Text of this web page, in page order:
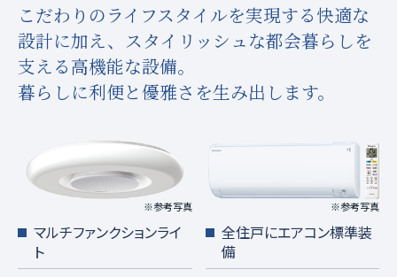
こだわりのライフスタイルを実現する快適な
設計に加え、 スタイリッシュな都会暮らしを
支える高機能な設備。
暮らしに利便と優雅さを生み出します。
※参考写真
マルチファンクションライ
ト
※参考写真
全住戸にエアコン標準装
備